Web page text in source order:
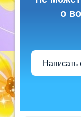
о
Написать